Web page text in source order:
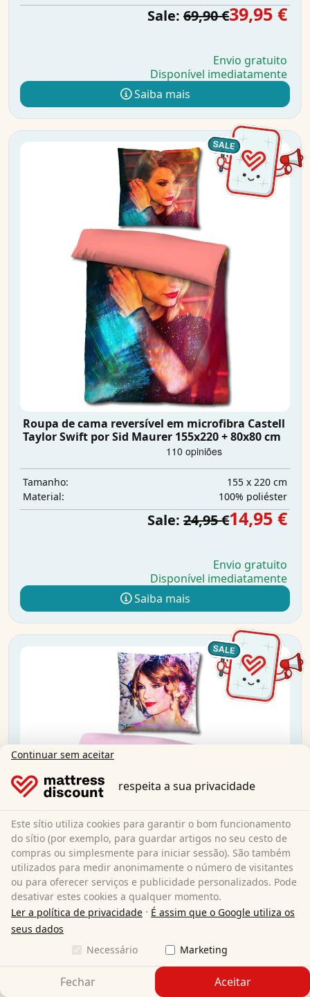
Sale: 69,90 €39,95 €
Envio gratuito
Disponível imediatamente
Saiba mais
Roupa de cama reversível em microfibra Castell
Taylor Swift por Sid Maurer 155x220 + 80x80 cm
Tamanho:
155 x 220 cm
Material:
100% poliéster
Sale: 24,95 €14,95 €
Envio gratuito
Disponível imediatamente
Saiba mais
Roupa de cama reversível em microfibra Castell
Tamanho:
155 x 220 cm
Continuar sem aceitar
respeita a sua privacidade
Este sítio utiliza cookies para garantir o bom funcionamento
do sítio (por exemplo, para guardar artigos no seu cesto de
compras ou simplesmente para iniciar sessão). São também
utilizados para medir anonimamente o número de visitantes
ou para oferecer serviços e publicidade personalizados. Pode
desativar estes cookies a qualquer momento.
Ler a política de privacidade · É assim que o Google utiliza os
seus dados
Necessário
Marketing
Fechar Aceitar